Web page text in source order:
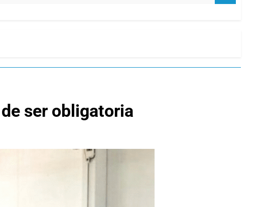
ser obligatoria